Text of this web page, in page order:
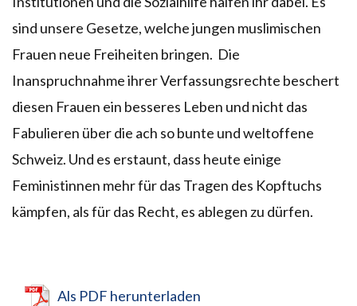
sind unsere Gesetze, welche jungen muslimischen
Frauen neue Freiheiten bringen. Die
Inanspruchnahme ihrer Verfassungsrechte beschert
diesen Frauen ein besseres Leben und nicht das
Fabulieren über die ach so bunte und weltoffene
Schweiz. Und es erstaunt, dass heute einige
Feministinnen mehr für das Tragen des Kopftuchs
kämpfen, als für das Recht, es ablegen zu dürfen.
Als PDF herunterladen